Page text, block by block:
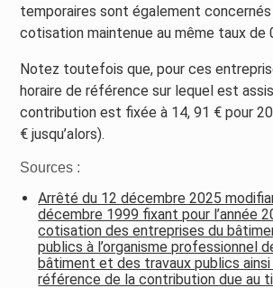
temporaires sont également
cotisation maintenue au même taux de
Notez toutefois que, pour ces
horaire de référence sur lequel est
contribution est fixée à 14, 91 € pour
€ jusqu’alors).
Sources :
Arrêté du 12 décembre 2025
décembre 1999 fixant pour l’année
cotisation des entreprises du
publics à l’organisme professionnel
bâtiment et des travaux publics
référence de la contribution due au